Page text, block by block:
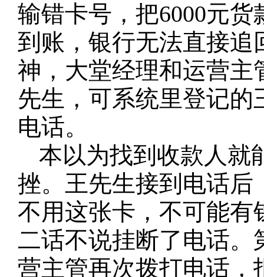
输错卡号，把6000元
到账，银行无法直接
神，大堂经理和运营主
先生，可系统里登记
电话。
本以为找到收款人就
挫。王先生接到电话后
不用这张卡，不可能有
二话不说挂断了电话
营主管再次拨打电话，